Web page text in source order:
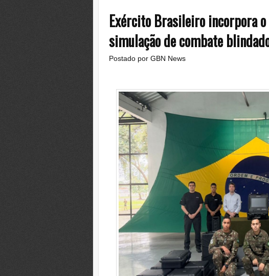
Exército Brasileiro incorpora o
simulação de combate
Postado por GBN News